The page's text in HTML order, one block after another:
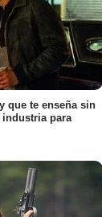
que te enseña sin
para